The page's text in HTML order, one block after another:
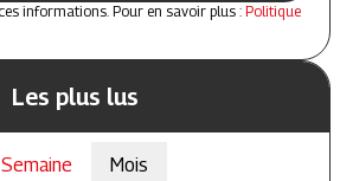
informations. Pour en savoir plus : Politique
Les plus lus
Semaine Mois